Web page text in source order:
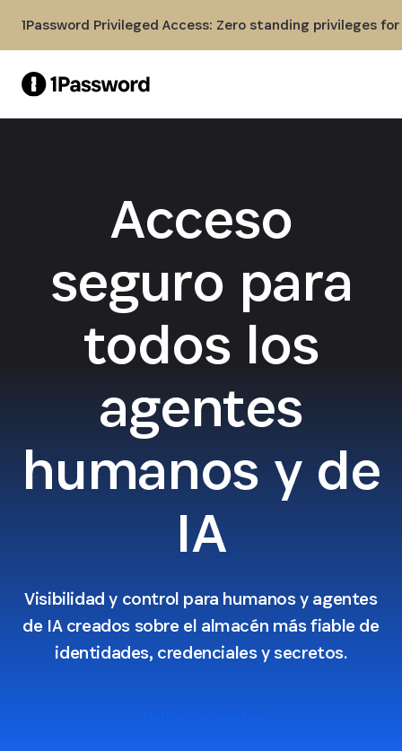
1Password Privileged Access: Zero standing privileges
Acceso
seguro para
todos los
agentes
humanos y de
IA
Visibilidad y control para humanos y agentes
de IA creados sobre el almacén más fiable de
identidades, credenciales y secretos.